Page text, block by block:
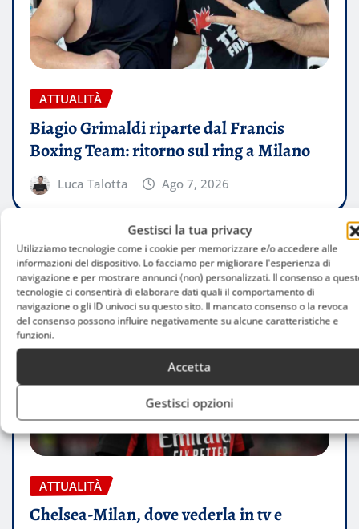
Gestisci la tua privacy
Utilizziamo tecnologie come i cookie per memorizzare e/o accedere alle
informazioni del dispositivo. Lo facciamo per migliorare l'esperienza di
navigazione e per mostrare annunci (non) personalizzati. Il consenso a
tecnologie ci consentirà di elaborare dati quali il comportamento di
navigazione o gli ID univoci su questo sito. Il mancato consenso o la revoca
del consenso possono influire negativamente su alcune caratteristiche e
funzioni.
Accetta
Gestisci opzioni
ATTUALITÀ
Biagio Grimaldi riparte dal Francis
Boxing Team: ritorno sul ring a Milano
Luca Talotta Ago 7, 2026
ATTUALITÀ
Chelsea-Milan, dove vederla in tv e